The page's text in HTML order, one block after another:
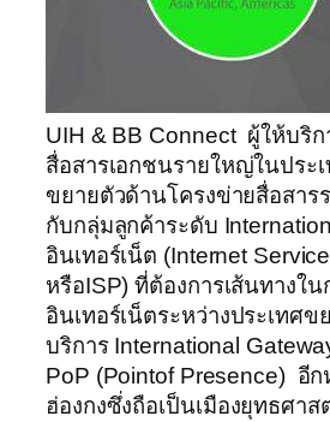
UIH & BB Connect ผู้ให้บริก
สื่อสารเอกชนรายใหญ่ในประ
ขยายตัวด้านโครงข่ายสื่อสาร
กับกลุ่มลูกค้าระดับ
อินเทอร์เน็ต (Internet
หรือISP) ที่ต้องการเส้นทางใน
อินเทอร์เน็ตระหว่างประเทศข
บริการ International
PoP (Pointof Presence) อีก
ฮ่องกงซึ่งถือเป็นเมืองยุทธศา